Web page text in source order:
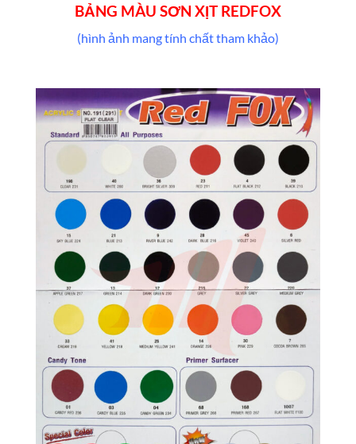
BẢNG MÀU SƠN XỊT REDFOX
(hình ảnh mang tính chất tham khảo)